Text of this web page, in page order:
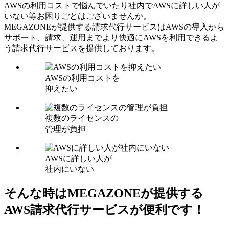
AWSの利用コストで悩んでいたり社内でAWSに詳しい人が
いない等お困りごとはございませんか。
MEGAZONEが提供する請求代行サービスはAWSの導入から
サポート、請求、運用までより快適にAWSを利用できるよ
う請求代行サービスを提供しております。
AWSの利用コストを
抑えたい
複数のライセンスの
管理が負担
AWSに詳しい人が
社内にいない
そんな時はMEGAZONEが提供する
AWS請求代行サービスが便利です！